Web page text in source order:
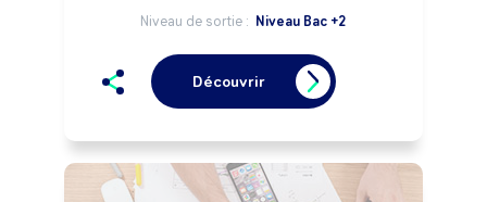
Niveau de sortie : Niveau Bac +2
Découvrir